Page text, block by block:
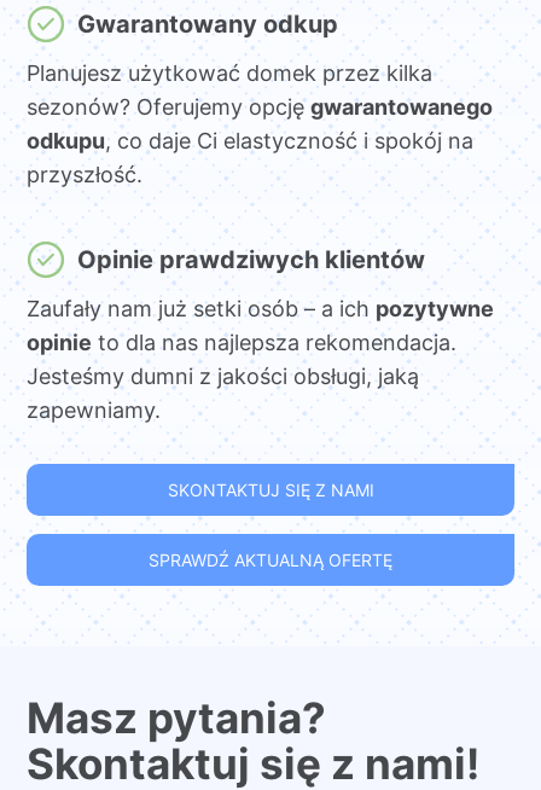
Gwarantowany odkup
Planujesz użytkować domek przez kilka
sezonów? Oferujemy opcjęgwarantowanego
odkupu, co daje Ci elastyczność i spokój na
przyszłość.
Opinie prawdziwych klientów
Zaufały nam już setki osób – a ich pozytywne
opinie to dla nas najlepsza rekomendacja.
Jesteśmy dumni z jakości obsługi, jaką
zapewniamy.
SKONTAKTUJ SIĘ Z NAMI
SPRAWDŹ AKTUALNĄ OFERTĘ
Masz pytania?
Skontaktuj się z nami!